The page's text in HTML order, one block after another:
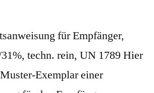
für Empfänger,
techn. rein, UN 1789 Hier
Exemplar einer